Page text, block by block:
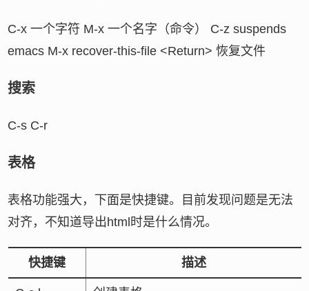
C-x 一个字符 M-x 一个名字（命令） C-z suspends
emacs M-x recover-this-file <Return> 恢复文件
搜索
C-s C-r
表格
表格功能强大，下面是快捷键。目前发现问题是无法
对齐，不知道导出html时是什么情况。
快捷键 描述